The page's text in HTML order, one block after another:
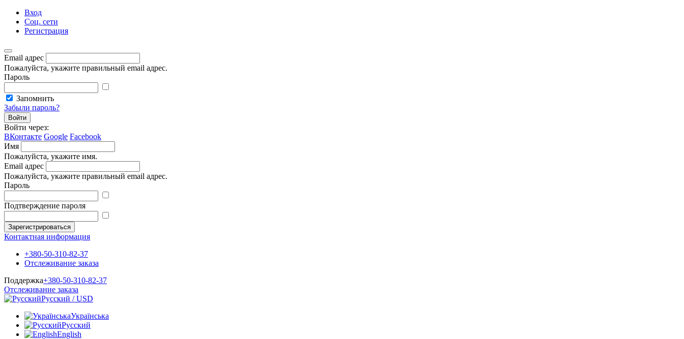
Вход
Соц. сети
Регистрация
Email адрес
Пожалуйста, укажите правильный email адрес.
Пароль
Запомнить
Забыли пароль?
Войти
Войти через:
ВКонтакте Google Facebook
Имя
Пожалуйста, укажите имя.
Email адрес
Пожалуйста, укажите правильный email адрес.
Пароль
Подтверждение пароля
Зарегистрироваться
Контактная информация
+380-50-310-82-37
Отслеживание заказа
Поддержка+380-50-310-82-37
Отслеживание заказа
Русский / USD
Українська
Русский
English